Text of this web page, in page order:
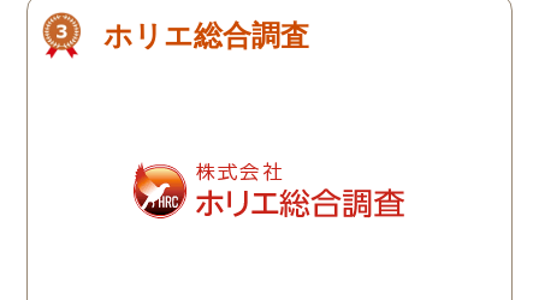
かりで具体的な料金など、
お電話では説明はなかった
明を受けましたが、説明通
り日数はかかりましたが、
具体的な不貞の証拠が取れ
くださり、無理に勧誘し
た。 契約後もこちらの
を遥かに上回るスピーデ
ホリエ総合調査